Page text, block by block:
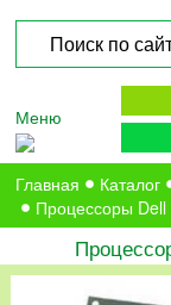
Меню
Главная Каталог
Процессоры Dell